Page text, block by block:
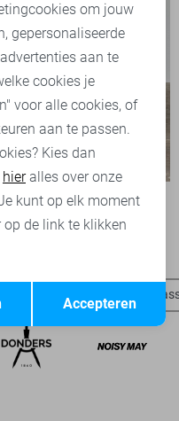
point Broek
79,95
blouses SisterS point
Opslaan
om jouw
gepersonaliseerde
aan te
cookies je
voor alle cookies, of
aan te passen.
Kies dan
hieralles over onze
kunt op elk moment
de link te klikken
Accepteren